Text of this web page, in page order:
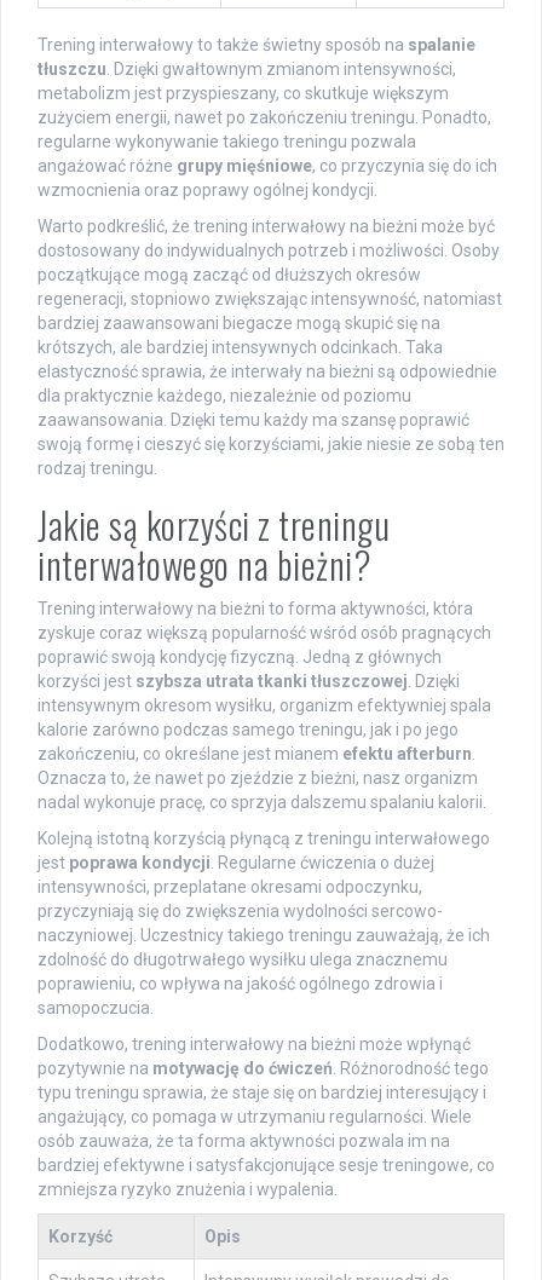
Trening interwałowy to także świetny sposób na spalanie
tłuszczu . Dzięki gwałtownym zmianom intensywności,
metabolizm jest przyspieszany, co skutkuje większym
zużyciem energii, nawet po zakończeniu treningu. Ponadto,
regularne wykonywanie takiego treningu pozwala
angażować różne grupy mięśniowe, co przyczynia się do ich
wzmocnienia oraz poprawy ogólnej kondycji.
Warto podkreślić, że trening interwałowy na bieżni może być
dostosowany do indywidualnych potrzeb i możliwości. Osoby
początkujące mogą zacząć od dłuższych okresów
regeneracji, stopniowo zwiększając intensywność, natomiast
bardziej zaawansowani biegacze mogą skupić się na
krótszych, ale bardziej intensywnych odcinkach. Taka
elastyczność sprawia, że interwały na bieżni są odpowiednie
dla praktycznie każdego, niezależnie od poziomu
zaawansowania. Dzięki temu każdy ma szansę poprawić
swoją formę i cieszyć się korzyściami, jakie niesie ze sobą ten
rodzaj treningu.
Jakie są korzyści z treningu
interwałowego na bieżni?
Trening interwałowy na bieżni to forma aktywności, która
zyskuje coraz większą popularność wśród osób pragnących
poprawić swoją kondycję fizyczną. Jedną z głównych
korzyści jest szybsza utrata tkanki tłuszczowej . Dzięki
intensywnym okresom wysiłku, organizm efektywniej spala
kalorie zarówno podczas samego treningu, jak i po jego
zakończeniu, co określane jest mianem efektu afterburn
Oznacza to, że nawet po zjeździe z bieżni, nasz organizm
nadal wykonuje pracę, co sprzyja dalszemu spalaniu kalorii.
Kolejną istotną korzyścią płynącą z treningu interwałowego
jest poprawa kondycji . Regularne ćwiczenia o dużej
intensywności, przeplatane okresami odpoczynku,
przyczyniają się do zwiększenia wydolności sercowo-
naczyniowej. Uczestnicy takiego treningu zauważają, że ich
zdolność do długotrwałego wysiłku ulega znacznemu
poprawieniu, co wpływa na jakość ogólnego zdrowia i
samopoczucia.
Dodatkowo, trening interwałowy na bieżni może wpłynąć
pozytywnie na motywację do ćwiczeń . Różnorodność tego
typu treningu sprawia, że staje się on bardziej interesujący i
angażujący, co pomaga w utrzymaniu regularności. Wiele
osób zauważa, że ta forma aktywności pozwala im na
bardziej efektywne i satysfakcjonujące sesje treningowe, co
zmniejsza ryzyko znużenia i wypalenia.
Korzyść Opis